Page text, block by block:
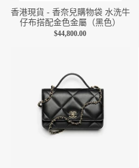
香港現貨 - 香奈兒購物袋 水洗牛
仔布搭配金色金屬（黑色）
$44,800.00